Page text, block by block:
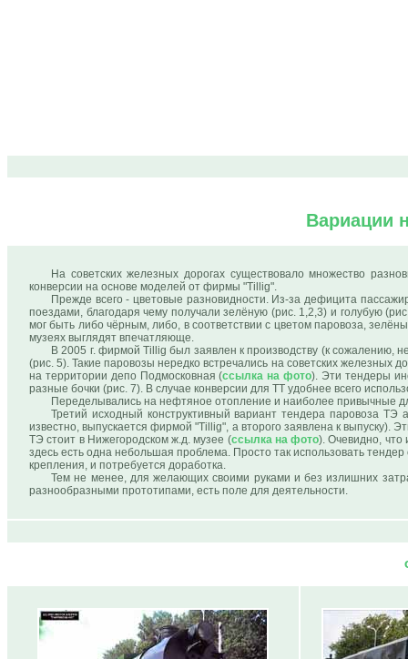
Вариации
На советских железных дорогах существовало множество
конверсии на основе моделей от фирмы "Tillig".
Прежде всего - цветовые разновидности. Из-за дефицита
поездами, благодаря чему получали зелёную (рис. 1,2,3) и голубую
мог быть либо чёрным, либо, в соответствии с цветом паровоза,
музеях выглядят впечатляюще.
В 2005 г. фирмой Tillig был заявлен к производству (к сожалению,
(рис. 5). Такие паровозы нередко встречались на советских железных
на территории депо Подмосковная (ссылка на фото). Эти тендеры
разные бочки (рис. 7). В случае конверсии для ТТ удобнее всего
Переделывались на нефтяное отопление и наиболее привычные
Третий исходный конструктивный вариант тендера паровоза
известно, выпускается фирмой "Tillig", а второго заявлена к выпуску).
ТЭ стоит в Нижегородском ж.д. музее (ссылка на фото). Очевидно, что
здесь есть одна небольшая проблема. Просто так использовать
крепления, и потребуется доработка.
Тем не менее, для желающих своими руками и без излишних
разнообразными прототипами, есть поле для деятельности.